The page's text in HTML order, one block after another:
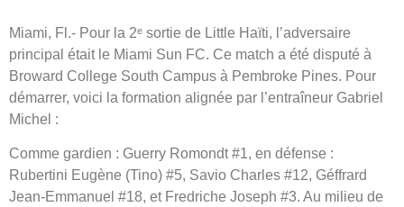
Miami, Fl.- Pour la 2ᵉ sortie de Little Haïti, l’adversaire
principal était le Miami Sun FC. Ce match a été disputé à
Broward College South Campus à Pembroke Pines. Pour
démarrer, voici la formation alignée par l’entraîneur Gabriel
Michel :
Comme gardien : Guerry Romondt #1, en défense :
Rubertini Eugène (Tino) #5, Savio Charles #12, Géffrard
Jean-Emmanuel #18, et Fredriche Joseph #3. Au milieu de